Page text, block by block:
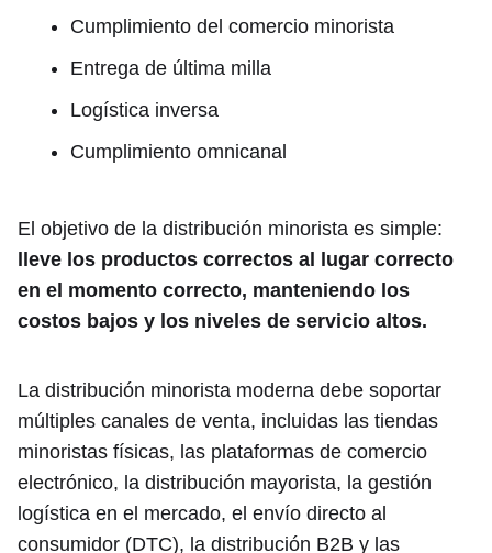
Cumplimiento del comercio minorista
Entrega de última milla
Logística inversa
Cumplimiento omnicanal
El objetivo de la distribución minorista es simple:
lleve los productos correctos al lugar correcto
en el momento correcto, manteniendo los
costos bajos y los niveles de servicio altos.
La distribución minorista moderna debe soportar
múltiples canales de venta, incluidas las tiendas
minoristas físicas, las plataformas de comercio
electrónico, la distribución mayorista, la gestión
logística en el mercado, el envío directo al
consumidor (DTC), la distribución B2B y las